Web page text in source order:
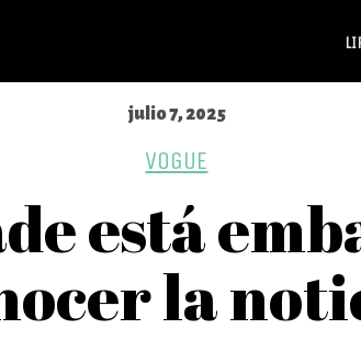
julio 7, 2025
VOGUE
está
la